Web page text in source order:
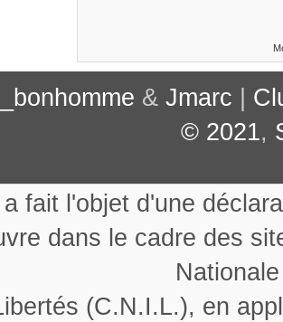
& Jmarc
© 2021,
fait l'objet d'une
dans le cadre des
(C.N.I.L.), en